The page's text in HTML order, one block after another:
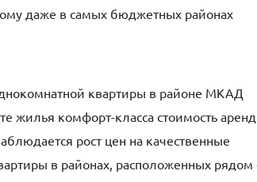
даже в самых бюджетных районах
квартиры в районе МКАД
жилья комфорт-класса стоимость
рост цен на качественные
в районах, расположенных рядом